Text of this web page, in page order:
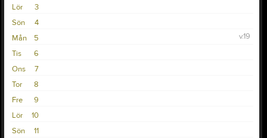
3
Lör
4
Sön
5
Mån
v.19
6
Tis
7
Ons
8
Tor
9
Fre
10
Lör
11
Sön